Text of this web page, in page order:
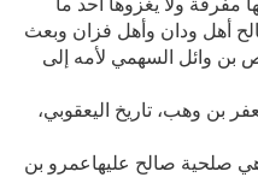
مفرقة ولا يغزوها أحد ما
أهل ودان وأهل فزان وبعث
بن وائل السهمي لأمه إلى
بن وهب، تاريخ اليعقوبي،
صلحية صالح عليهاعمرو بن